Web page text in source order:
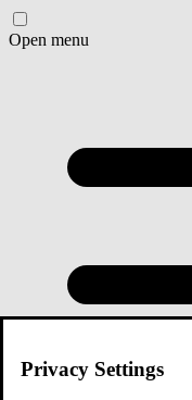
Open menu
Privacy Settings